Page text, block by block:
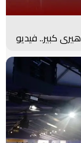
كبير.. فيديو